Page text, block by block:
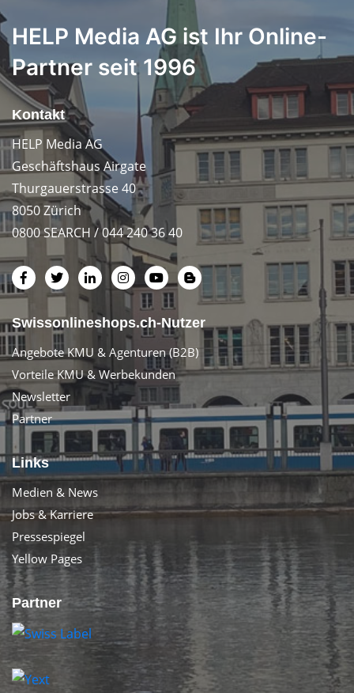
HELP Media AG ist Ihr Online-
Partner seit 1996
Kontakt
HELP Media AG
Geschäftshaus Airgate
Thurgauerstrasse 40
8050 Zürich
0800 SEARCH / 044 240 36 40
Swissonlineshops.ch-Nutzer
Angebote KMU & Agenturen (B2B)
Vorteile KMU & Werbekunden
Newsletter
Partner
Links
Medien & News
Jobs & Karriere
Pressespiegel
Yellow Pages
Partner